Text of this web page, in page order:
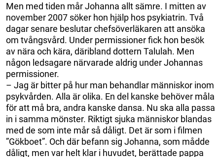
Men med tiden mår Johanna allt sämre. I mitten av
november 2007 söker hon hjälp hos psykiatrin. Två
dagar senare beslutar chefsöverläkaren att ansöka
om tvångsvård. Under permissioner fick hon besök
av nära och kära, däribland dottern Talulah. Men
någon ledsagare närvarade aldrig under Johannas
permissioner.
– Jag är bitter på hur man behandlar människor inom
psykvården. Alla är olika. En del kanske behöver måla
för att må bra, andra kanske dansa. Nu ska alla passa
in i samma mönster. Riktigt sjuka människor blandas
med de som inte mår så dåligt. Det är som i filmen
”Gökboet”. Och där befann sig Johanna, som mådde
dåligt, men var helt klar i huvudet, berättade pappa